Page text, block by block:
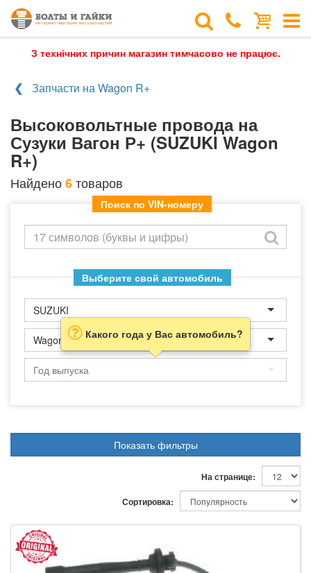
З технічних причин магазин тимчасово не працює.
Запчасти на Wagon R+
Высоковольтные провода на
Сузуки Вагон Р+ (SUZUKI Wagon
R+)
Найдено6товаров
Поиск по VIN-номеру
Выберите свой автомобиль
SUZUKI
Wagon R+ Какого года у Вас автомобиль?
Показать фильтры
На странице:
Сортировка: